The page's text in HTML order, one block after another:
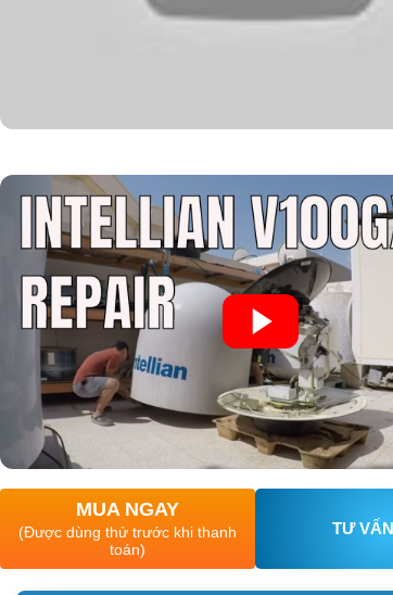
MUA NGAY
(Được dùng thử trước khi thanh
toán)
TƯ
XEM CHI TIẾT XEM